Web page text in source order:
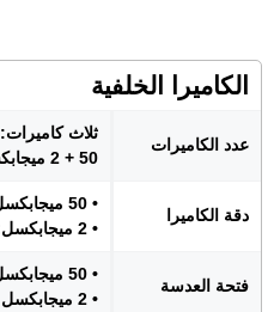
الكاميرا الخلفية
عدد الكاميرات
ثلاث كاميرات:
50 + 2 ميجابكسل
دقة الكاميرا
• 50 ميجابكسل: كاميرا رئيسية
• 2 ميجابكسل: عزل الخلفية
فتحة العدسة
• 50 ميجابكسل (F/1.8)
• 2 ميجابكسل (F/2.4)